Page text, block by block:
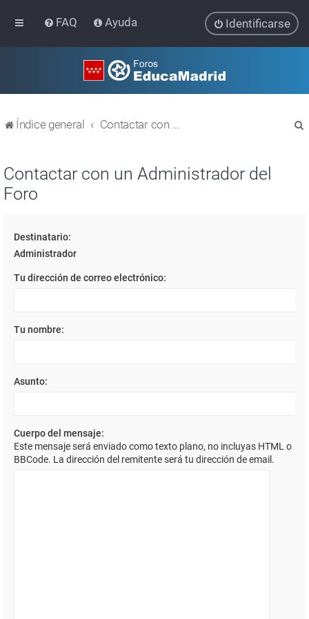
FAQ Ayuda Identificarse
Índice general Contactar con un Administrador del Foro
Contactar con un Administrador del
Foro
Destinatario:
Administrador
Tu dirección de correo electrónico:
Tu nombre:
Asunto:
Cuerpo del mensaje:
Este mensaje será enviado como texto plano, no incluyas HTML o
BBCode. La dirección del remitente será tu dirección de email.